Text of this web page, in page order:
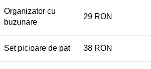
Organizator cu
buzunare
29 RON
Set picioare de pat 38 RON